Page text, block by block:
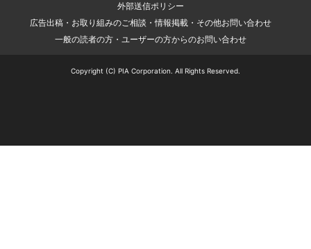
外部送信ポリシー
広告出稿・お取り組みのご相談・情報掲載・その他お問い合わせ
一般の読者の方・ユーザーの方からのお問い合わせ
Copyright (C) PIA Corporation. All Rights Reserved.